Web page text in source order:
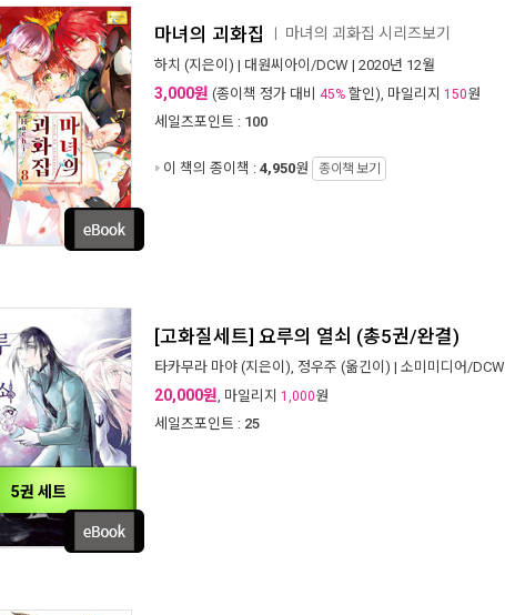
마녀의 괴화집 마녀의 괴화집 시리즈보기
하치 (지은이) | 대원씨아이/DCW | 2020년 12월
3,000원 (종이책 정가 대비 45% 할인), 마일리지 150원
세일즈포인트 : 100
이 책의 종이책 : 4,950원 종이책 보기
5권 세트
[고화질세트] 요루의 열쇠 (총5권/완결)
타카무라 마야 (지은이), 정우주 (옮긴이) | 소미미디어/DCW
20,000원, 마일리지 1,000원
세일즈포인트 : 25